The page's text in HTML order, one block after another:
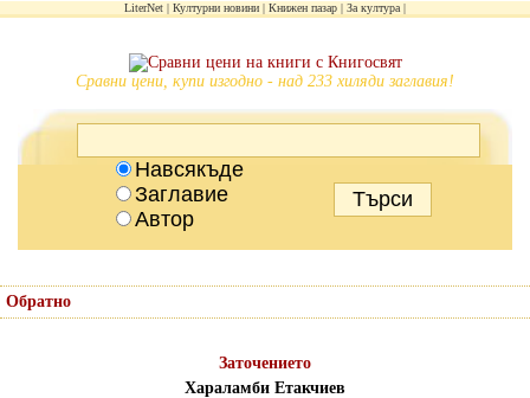
LiterNet Културни новини Книжен пазар За култура
Сравни цени, купи изгодно - над 233 хиляди заглавия!
Навсякъде
Заглавие
Автор
Обратно
Заточението
Хараламби Етакчиев